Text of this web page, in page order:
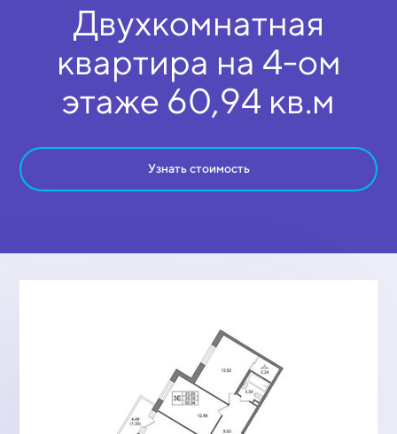
Двухкомнатная
квартира на 4-ом
этаже 60,94 кв.м
Узнать стоимость